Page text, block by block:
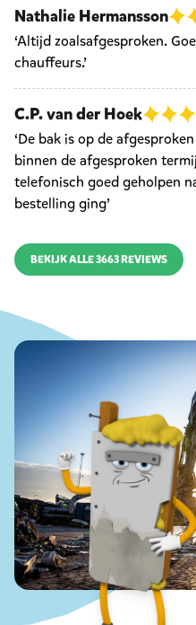
Nathalie Hermansson
‘Altijd zoalsafgesproken.
chauffeurs.’
C.P. van der Hoek
‘De bak is op de
binnen de afgesproken
telefonisch goed geholpen
bestelling ging’
BEKIJK ALLE 3663 REVIEWS